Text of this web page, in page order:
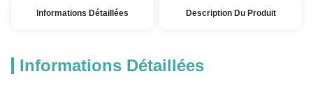
Informations Détaillées Description Du Produit
Informations Détaillées